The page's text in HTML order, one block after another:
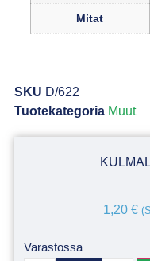
Mitat
SKU D/622
Tuotekategoria Muut
1,20 €
Varastossa